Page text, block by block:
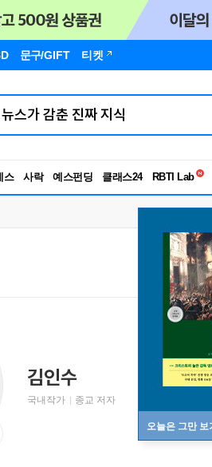
문구/GIFT 티켓
스 사락 예스펀딩 클래스24
독서유형검사
오늘은 그만 보
김인수
국내작가 종교 저자